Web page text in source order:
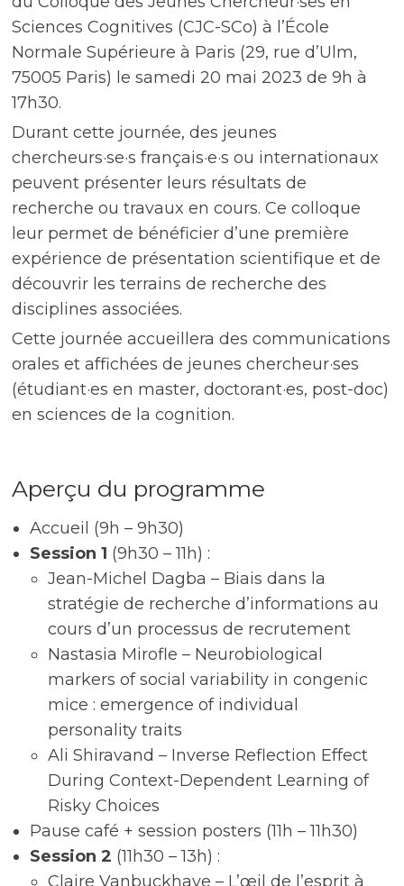
Sciences Cognitives (CJC-SCo) à l’École
Normale Supérieure à Paris (29, rue d’Ulm,
75005 Paris) le samedi 20 mai 2023 de 9h à
17h30.
Durant cette journée, des jeunes
chercheurs·se·s français·e·s ou internationaux
peuvent présenter leurs résultats de
recherche ou travaux en cours. Ce colloque
leur permet de bénéficier d’une première
expérience de présentation scientifique et de
découvrir les terrains de recherche des
disciplines associées.
Cette journée accueillera des communications
orales et affichées de jeunes chercheur·ses
(étudiant·es en master, doctorant·es, post-doc)
en sciences de la cognition.
Aperçu du programme
Accueil (9h – 9h30)
Session 1 (9h30 – 11h) :
Jean-Michel Dagba – Biais dans la
stratégie de recherche d’informations au
cours d’un processus de recrutement
Nastasia Mirofle – Neurobiological
markers of social variability in congenic
mice : emergence of individual
personality traits
Ali Shiravand – Inverse Reflection Effect
During Context-Dependent Learning of
Risky Choices
Pause café + session posters (11h – 11h30)
Session 2 (11h30 – 13h) :
Claire Vanbuckhave – L’œil de l’esprit à